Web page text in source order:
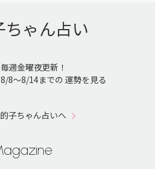
ちゃん占い
毎週金曜夜更新！
8/8〜8/14までの 運勢を見る
子ちゃん占いへ